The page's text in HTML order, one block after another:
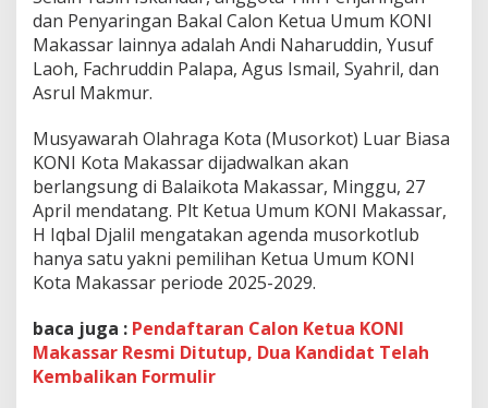
dan Penyaringan Bakal Calon Ketua Umum KONI
Makassar lainnya adalah Andi Naharuddin, Yusuf
Laoh, Fachruddin Palapa, Agus Ismail, Syahril, dan
Asrul Makmur.
Musyawarah Olahraga Kota (Musorkot) Luar Biasa
KONI Kota Makassar dijadwalkan akan
berlangsung di Balaikota Makassar, Minggu, 27
April mendatang. Plt Ketua Umum KONI Makassar,
H Iqbal Djalil mengatakan agenda musorkotlub
hanya satu yakni pemilihan Ketua Umum KONI
Kota Makassar periode 2025-2029.
baca juga : Pendaftaran Calon Ketua KONI
Makassar Resmi Ditutup, Dua Kandidat Telah
Kembalikan Formulir